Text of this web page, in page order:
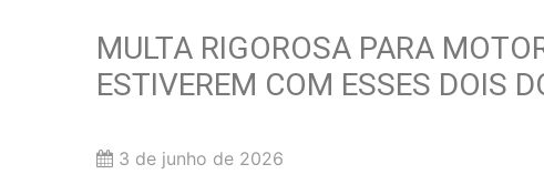
MULTA RIGOROSA PARA
ESTIVEREM COM ESSES DOIS
3 de junho de 2026